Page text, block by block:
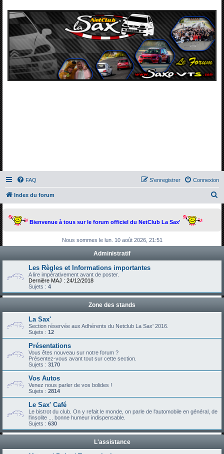
FAQ Connexion
S’enregistrer
Index du forum
Bienvenue à tous sur le forum officiel du NetClub La Sax'
Nous sommes le lun. 10 août 2026, 21:51
Administratif
Les Règles et Informations importantes
A lire impérativement avant de poster.
Dernière MAJ : 24/12/2018
Sujets : 4
Zone des stands
La Sax'
Section réservée aux Adhérents du Netclub La Sax' 2016.
Sujets : 12
Présentations
Vous êtes nouveau sur notre forum ?
Présentez-vous avant tout sur cette section.
Sujets : 3170
Vos Autos
Venez nous parler de vos bolides !
Sujets : 2814
Le Sax' Café
Le bistrot du club. On y refait le monde, on parle de l'automobile en général, de
l'insolite ... bonne humeur indispensable.
Sujets : 630
L'assistance